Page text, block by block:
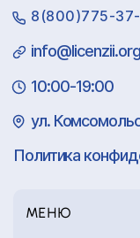
8(800)775-
info@licenzii.org
10:00-19:00
ул.
Политика
МЕНЮ